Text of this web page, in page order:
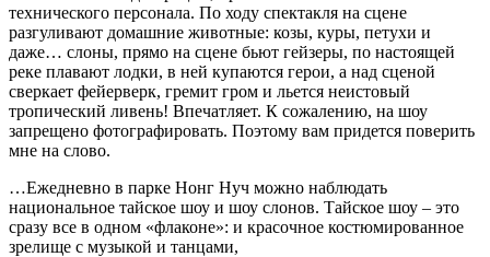
технического персонала. По ходу спектакля на сцене
разгуливают домашние животные: козы, куры, петухи и
даже… слоны, прямо на сцене бьют гейзеры, по настоящей
реке плавают лодки, в ней купаются герои, а над сценой
сверкает фейерверк, гремит гром и льется неистовый
тропический ливень! Впечатляет. К сожалению, на шоу
запрещено фотографировать. Поэтому вам придется поверить
мне на слово.
…Ежедневно в парке Нонг Нуч можно наблюдать
национальное тайское шоу и шоу слонов. Тайское шоу – это
сразу все в одном «флаконе»: и красочное костюмированное
зрелище с музыкой и танцами,